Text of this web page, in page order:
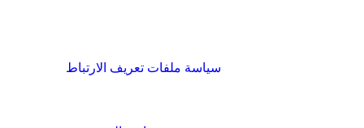
سياسة ملفات تعريف الارتباط